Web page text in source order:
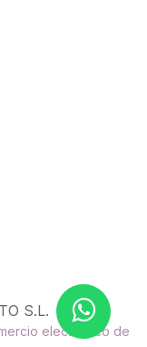
S.L.
electrónico de